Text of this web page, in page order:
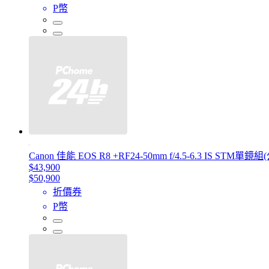
P幣
Canon 佳能 EOS R8 +RF24-50mm f/4.5-6.3 IS STM單鏡組
$43,900
$50,900
折價券
P幣